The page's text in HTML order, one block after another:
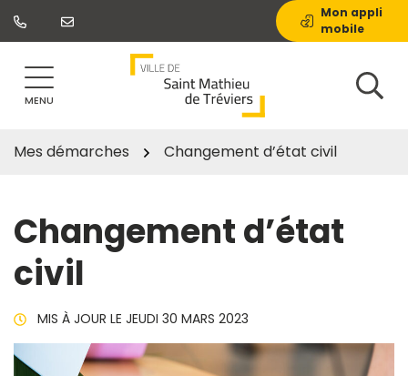
Aller
Mon appli
mobile
MENU
Mes démarches Changement d’état civil
Changement d’état
civil
MIS À JOUR LE JEUDI 30 MARS 2023